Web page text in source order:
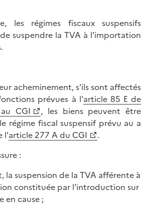
les régimes fiscaux suspensifs
suspendre la TVA à l'importation
acheminement, s'ils sont affectés
prévues à l'article 85 E de
CGI
, les biens peuvent être
régime fiscal suspensif prévu au a
l'article 277 A du CGI
.
:
la suspension de la TVA afférente à
constituée par l'introduction sur
en cause ;